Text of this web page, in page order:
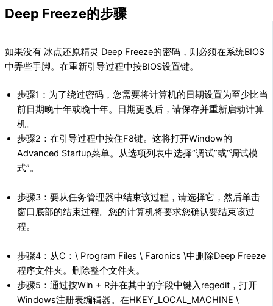
Deep Freeze的步骤
如果没有 冰点还原精灵 Deep Freeze的密码，则必须在系统BIOS
中弄些手脚。在重新引导过程中按BIOS设置键。
步骤1：为了绕过密码，您需要将计算机的日期设置为至少比当
前日期晚十年或晚十年。日期更改后，请保存并重新启动计算
机。
步骤2：在引导过程中按住F8键。这将打开Window的
Advanced Startup菜单。从选项列表中选择“调试”或“调试模
式”。
步骤3：要从任务管理器中结束该过程，请选择它，然后单击
窗口底部的结束过程。您的计算机将要求您确认要结束该过
程。
步骤4：从C：\ Program Files \ Faronics \中删除Deep Freeze
程序文件夹。删除整个文件夹。
步骤5：通过按Win + R并在其中的字段中键入regedit，打开
Windows注册表编辑器。在HKEY_LOCAL_MACHINE \